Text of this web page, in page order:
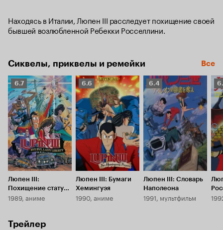
Находясь в Италии, Люпен III расследует похищение своей
бывшей возлюбленной Ребекки Росселлини.
Сиквелы, приквелы и ремейки Все
Рейтинг
Кинопоиска
6.7
6.7
Люпен III:
Похищение статуи
Свободы
1989, аниме
Рейтинг
Кинопоиска
6.6
6.6
Люпен III: Бумаги
Хемингуэя
1990, аниме
Рейтинг
Кинопоиска
6.4
6.4
Люпен III: Словарь
Наполеона
1991, мультфильм
Трейлер